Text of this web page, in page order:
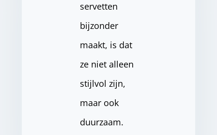
servetten
bijzonder
maakt, is dat
ze niet alleen
stijlvol zijn,
maar ook
duurzaam.